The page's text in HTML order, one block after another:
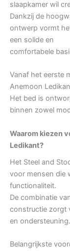
slaapkamer wil
Dankzij de
ontwerp vormt
een solide en
comfortabele
Vanaf het eerste
Anemoon
Het bed is
binnen zowel
Waarom kiezen
Ledikant?
Het Steel and
voor mensen die
functionaliteit.
De combinatie
constructie zorgt
en ondersteuning.
Belangrijkste